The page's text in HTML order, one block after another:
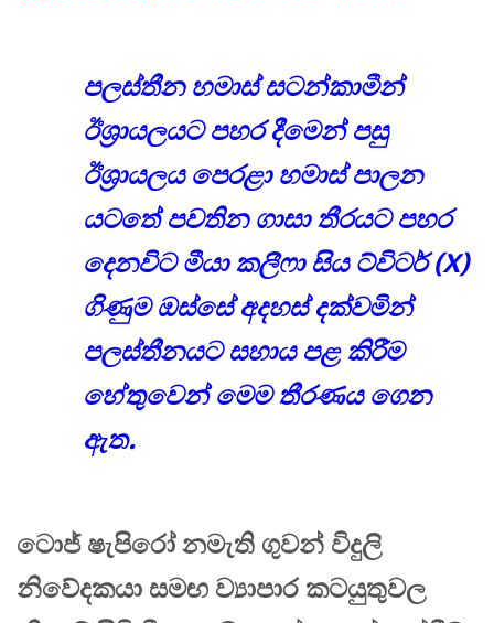
පලස්තීන හමාස් සටන්කාමීන්
ඊශ්‍රායලයට පහර දීමෙන් පසු
ඊශ්‍රායලය පෙරළා හමාස් පාලන
යටතේ පවතින ගාසා තීරයට පහර
දෙනවිට මීයා කලීෆා සිය ට්විටර් (X)
ගිණුම ඔස්සේ අදහස් දක්වමින්
පලස්තීනයට සහාය පළ කිරීම
හේතුවෙන් මෙම තීරණය ගෙන
ඇත.
ටොජ් ෂැපිරෝ නමැති ගුවන් විදුලි
නිවේදකයා සමඟ ව්‍යාපාර කටයුතුවල